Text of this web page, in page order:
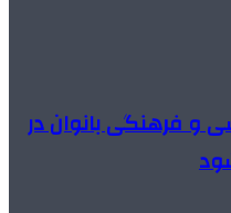
و فرهنگی بانوان در